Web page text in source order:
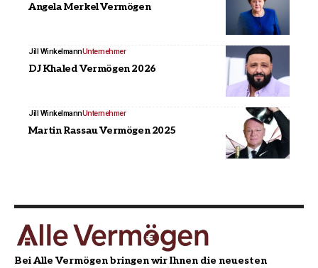
Angela Merkel Vermögen
Jill WinkelmannUnternehmer
DJ Khaled Vermögen 2026
Jill WinkelmannUnternehmer
Martin Rassau Vermögen 2025
Bei Alle Vermögen bringen wir Ihnen die neuesten